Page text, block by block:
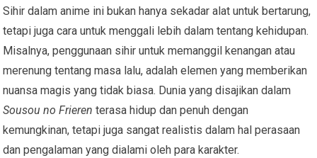
Sihir dalam anime ini bukan hanya sekadar alat untuk bertarung,
tetapi juga cara untuk menggali lebih dalam tentang kehidupan.
Misalnya, penggunaan sihir untuk memanggil kenangan atau
merenung tentang masa lalu, adalah elemen yang memberikan
nuansa magis yang tidak biasa. Dunia yang disajikan dalam
Sousou no Frieren terasa hidup dan penuh dengan
kemungkinan, tetapi juga sangat realistis dalam hal perasaan
dan pengalaman yang dialami oleh para karakter.